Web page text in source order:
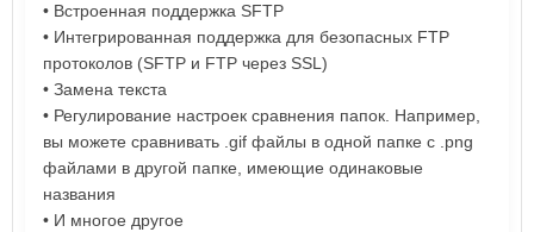
• Встроенная поддержка SFTP
• Интегрированная поддержка для безопасных FTP
протоколов (SFTP и FTP через SSL)
• Замена текста
• Регулирование настроек сравнения папок. Например,
вы можете сравнивать .gif файлы в одной папке с .png
файлами в другой папке, имеющие одинаковые
названия
• И многое другое